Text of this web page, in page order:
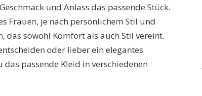
und Anlass das passende Stück.
Frauen, je nach persönlichem Stil und
das sowohl Komfort als auch Stil vereint.
oder lieber ein elegantes
passende Kleid in verschiedenen